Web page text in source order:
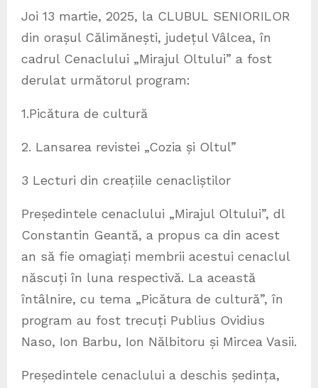
Joi 13 martie, 2025, la CLUBUL SENIORILOR
din orașul Călimănești, județul Vâlcea, în
cadrul Cenaclului „Mirajul Oltului” a fost
derulat următorul program:
1.Picătura de cultură
2. Lansarea revistei „Cozia și Oltul”
3 Lecturi din creațiile cenacliștilor
Președintele cenaclului „Mirajul Oltului”, dl
Constantin Geantă, a propus ca din acest
an să fie omagiați membrii acestui cenaclul
născuți în luna respectivă. La această
întâlnire, cu tema „Picătura de cultură”, în
program au fost trecuți Publius Ovidius
Naso, Ion Barbu, Ion Nălbitoru și Mircea Vasii.
Președintele cenaclului a deschis ședința,